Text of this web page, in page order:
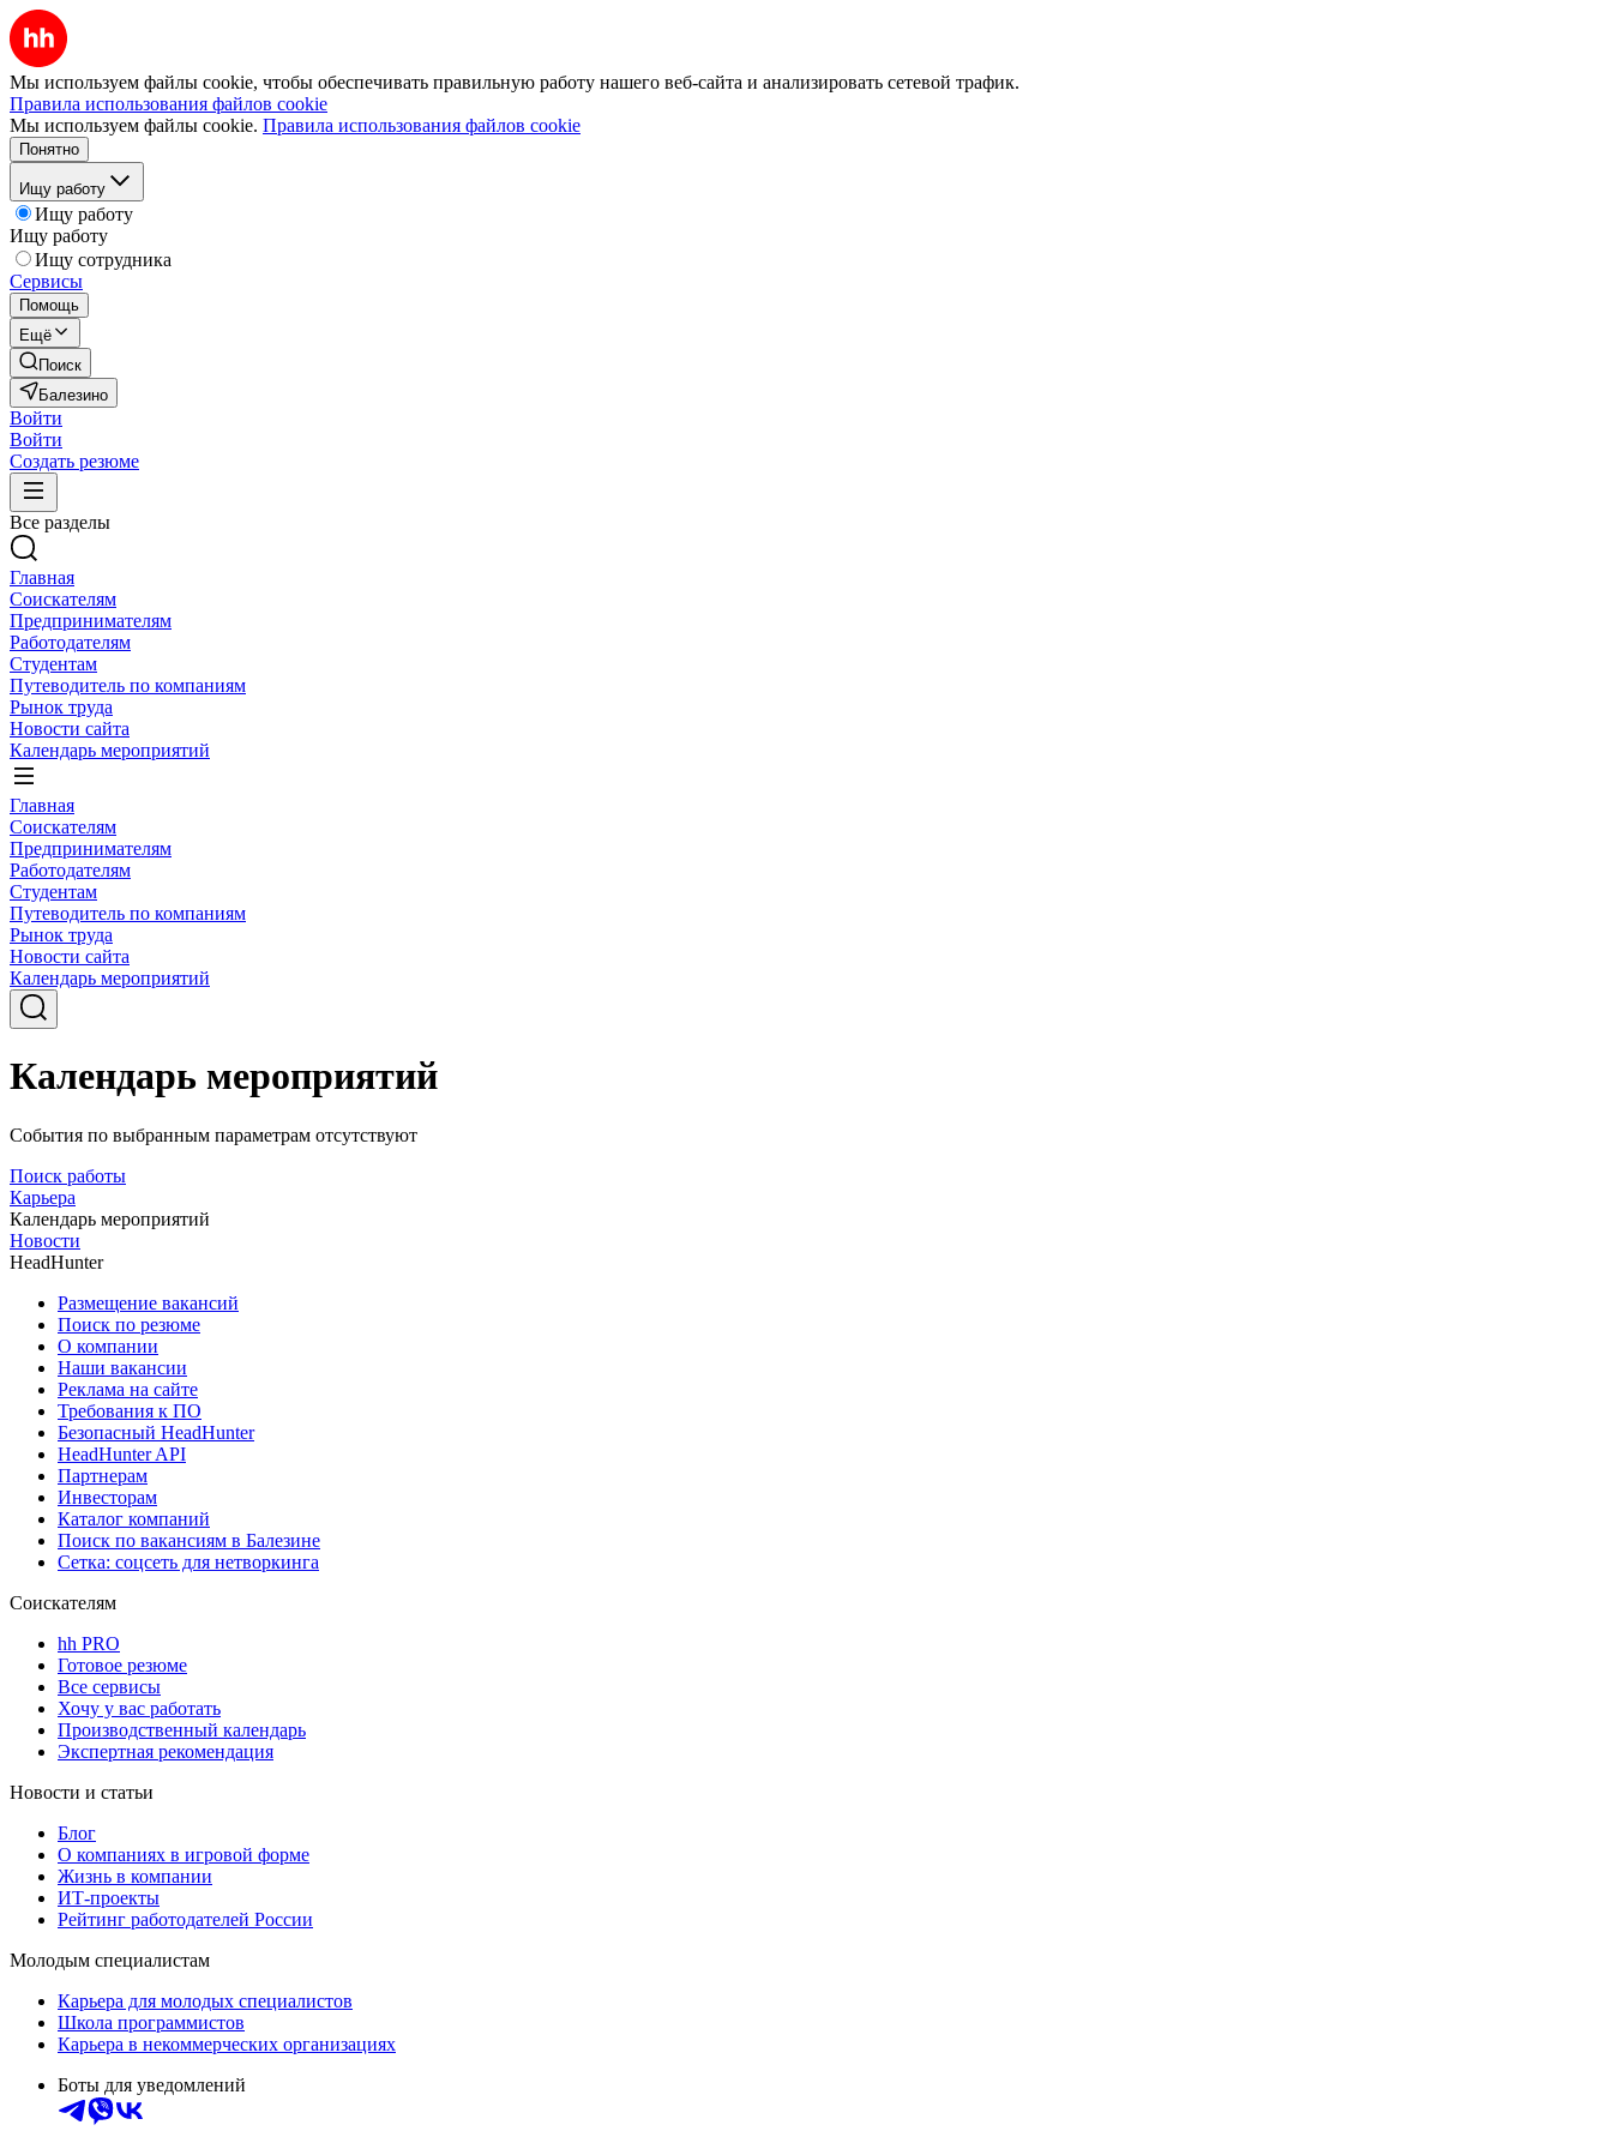
Мы используем файлы cookie, чтобы обеспечивать правильную работу нашего веб-сайта и анализировать сетевой трафик.
Правила использования файлов cookie
Мы используем файлы cookie. Правила использования файлов cookie
Понятно
Ищу работу
Ищу работу
Ищу работу
Ищу сотрудника
Сервисы
Помощь
Ещё
Поиск
Балезино
Войти
Войти
Создать резюме
Все разделы
Главная
Соискателям
Предпринимателям
Работодателям
Студентам
Путеводитель по компаниям
Рынок труда
Новости сайта
Календарь мероприятий
Главная
Соискателям
Предпринимателям
Работодателям
Студентам
Путеводитель по компаниям
Рынок труда
Новости сайта
Календарь мероприятий
Календарь мероприятий
События по выбранным параметрам отсутствуют
Поиск работы
Карьера
Календарь мероприятий
Новости
HeadHunter
Размещение вакансий
Поиск по резюме
О компании
Наши вакансии
Реклама на сайте
Требования к ПО
Безопасный HeadHunter
HeadHunter API
Партнерам
Инвесторам
Каталог компаний
Поиск по вакансиям в Балезине
Сетка: соцсеть для нетворкинга
Соискателям
hh PRO
Готовое резюме
Все сервисы
Хочу у вас работать
Производственный календарь
Экспертная рекомендация
Новости и статьи
Блог
О компаниях в игровой форме
Жизнь в компании
ИТ-проекты
Рейтинг работодателей России
Молодым специалистам
Карьера для молодых специалистов
Школа программистов
Карьера в некоммерческих организациях
Боты для уведомлений